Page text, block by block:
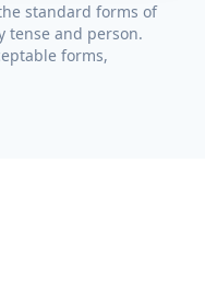
standard forms of
tense and person.
forms,